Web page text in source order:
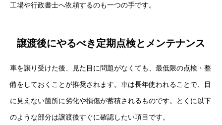
工場や行政書士へ依頼するのも一つの手です。
譲渡後にやるべき定期点検とメンテナンス
車を譲り受けた後、見た目に問題がなくても、最低限の点検・整
備をしておくことが推奨されます。車は長年使われることで、目
に見えない箇所に劣化や損傷が蓄積されるものです。とくに以下
のような部分は譲渡後すぐに確認したい項目です。